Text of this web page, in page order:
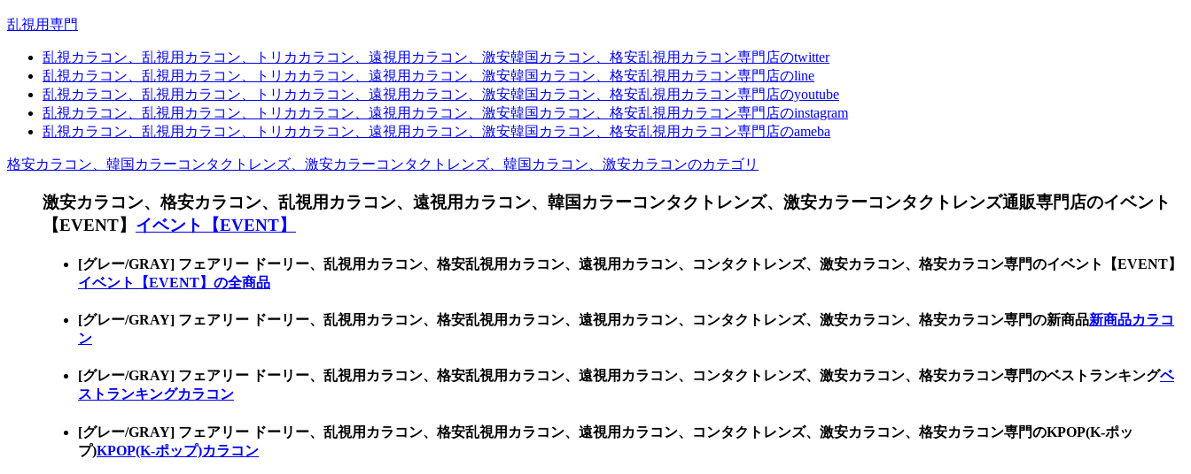
乱視用専門
乱視カラコン、乱視用カラコン、トリカカラコン、遠視用カラコン、激安韓国カラコン、格安乱視用カラコン専門店のtwitter
乱視カラコン、乱視用カラコン、トリカカラコン、遠視用カラコン、激安韓国カラコン、格安乱視用カラコン専門店のline
乱視カラコン、乱視用カラコン、トリカカラコン、遠視用カラコン、激安韓国カラコン、格安乱視用カラコン専門店のyoutube
乱視カラコン、乱視用カラコン、トリカカラコン、遠視用カラコン、激安韓国カラコン、格安乱視用カラコン専門店のinstagram
乱視カラコン、乱視用カラコン、トリカカラコン、遠視用カラコン、激安韓国カラコン、格安乱視用カラコン専門店のameba
格安カラコン、韓国カラーコンタクトレンズ、激安カラーコンタクトレンズ、韓国カラコン、激安カラコンのカテゴリ
激安カラコン、格安カラコン、乱視用カラコン、遠視用カラコン、韓国カラーコンタクトレンズ、激安カラーコンタクトレンズ通販専門店のイベント
【EVENT】 イベント【EVENT】
[グレー/GRAY] フェアリー ドーリー、乱視用カラコン、格安乱視用カラコン、遠視用カラコン、コンタクトレンズ、激安カラコン、格安カラコン専門のイベント【EVENT】
イベント【EVENT】の全商品
[グレー/GRAY] フェアリー ドーリー、乱視用カラコン、格安乱視用カラコン、遠視用カラコン、コンタクトレンズ、激安カラコン、格安カラコン専門の新商品新商品カラコ
ン
[グレー/GRAY] フェアリー ドーリー、乱視用カラコン、格安乱視用カラコン、遠視用カラコン、コンタクトレンズ、激安カラコン、格安カラコン専門のベストランキングベ
ストランキングカラコン
[グレー/GRAY] フェアリー ドーリー、乱視用カラコン、格安乱視用カラコン、遠視用カラコン、コンタクトレンズ、激安カラコン、格安カラコン専門のKPOP(K-ポッ
プ)KPOP(K-ポップ)カラコン